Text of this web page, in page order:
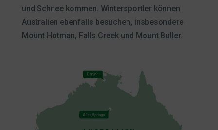
und Schnee kommen. Wintersportler können
Australien ebenfalls besuchen, insbesondere
Mount Hotman, Falls Creek und Mount Buller.